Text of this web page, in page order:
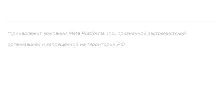
*принадлежит компании Meta Platforms, Inc., признанной экстремистской
организацией и запрещённой на территории РФ